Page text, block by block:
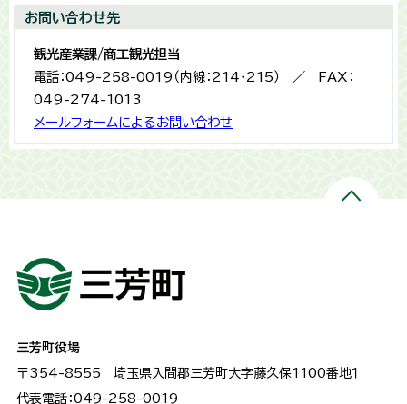
お問い合わせ先
観光産業課/商工観光担当
電話：049-258-0019（内線：214・215） ／ FAX：
049-274-1013
メールフォームによるお問い合わせ
三芳町役場
〒354-8555 埼玉県入間郡三芳町大字藤久保1100番地１
代表電話：049-258-0019